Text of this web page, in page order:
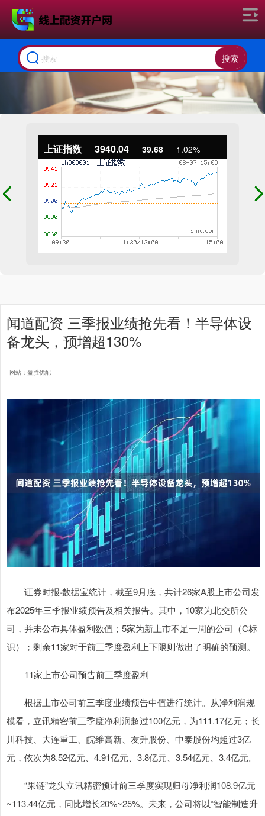
搜索
上证指数 3940.04 39.68 1.02%
闻道配资 三季报业绩抢先看！半导体设
备龙头，预增超130%
网站：盈胜优配
证券时报·数据宝统计，截至9月底，共计26家A股上市公司发
布2025年三季报业绩预告及相关报告。其中，10家为北交所公
司，并未公布具体盈利数值；5家为新上市不足一周的公司（C标
识）；剩余11家对于前三季度盈利上下限则做出了明确的预测。
11家上市公司预告前三季度盈利
根据上市公司前三季度业绩预告中值进行统计。从净利润规
模看，立讯精密前三季度净利润超过100亿元，为111.17亿元；长
川科技、大连重工、皖维高新、友升股份、中泰股份均超过3亿
元，依次为8.52亿元、4.91亿元、3.8亿元、3.54亿元、3.4亿元。
“果链”龙头立讯精密预计前三季度实现归母净利润108.9亿元
~113.44亿元，同比增长20%~25%。未来，公司将以“智能制造升